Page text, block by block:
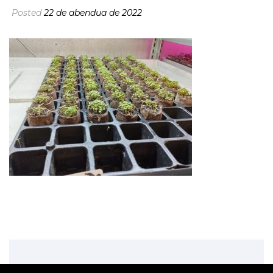
Posted22 de abendua de 2022